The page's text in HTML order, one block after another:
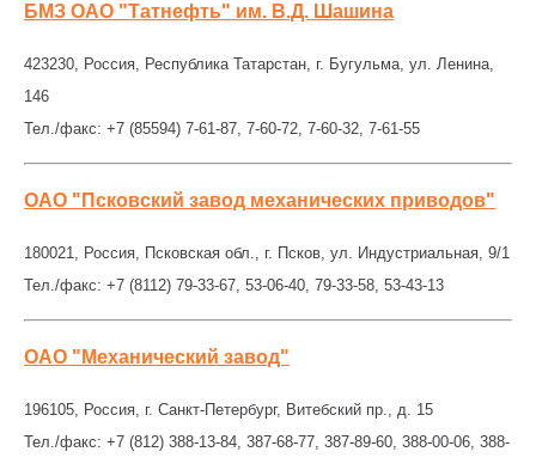
БМЗ ОАО "Татнефть" им. В.Д. Шашина
423230, Россия, Республика Татарстан, г. Бугульма, ул. Ленина,
146
Тел./факс: +7 (85594) 7-61-87, 7-60-72, 7-60-32, 7-61-55
ОАО "Псковский завод механических приводов"
180021, Россия, Псковская обл., г. Псков, ул. Индустриальная, 9/1
Тел./факс: +7 (8112) 79-33-67, 53-06-40, 79-33-58, 53-43-13
ОАО "Механический завод"
196105, Россия, г. Санкт-Петербург, Витебский пр., д. 15
Тел./факс: +7 (812) 388-13-84, 387-68-77, 387-89-60, 388-00-06, 388-